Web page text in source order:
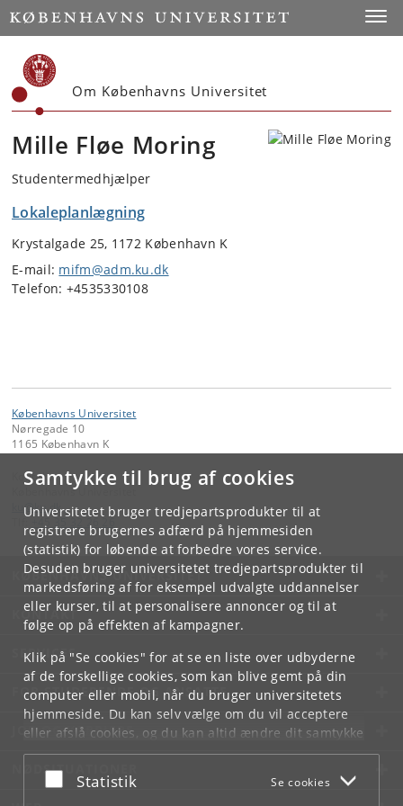
Samtykke til brug af cookies
Universitetet bruger tredjepartsprodukter til at
registrere brugernes adfærd på hjemmesiden
(statistik) for løbende at forbedre vores service.
Desuden bruger universitetet tredjepartsprodukter til
markedsføring af for eksempel udvalgte uddannelser
eller kurser, til at personalisere annoncer og til at
følge op på effekten af kampagner.
Klik på "Se cookies" for at se en liste over udbyderne
af de forskellige cookies, som kan blive gemt på din
computer eller mobil, når du bruger universitetets
hjemmeside. Du kan selv vælge om du vil acceptere
eller afslå cookies, og du kan altid ændre dit samtykke
underCookie- og privatlivspolitiksom du finder i
bunden af hver side.
Acceptér eller afslå
Statistik Se cookies
Start
Om Københavns Universitet
Mille Fløe Moring
Studentermedhjælper
Lokaleplanlægning
Krystalgade 25, 1172 København K
E-mail: mifm@adm.ku.dk
Telefon: +4535330108
Københavns Universitet
Nørregade 10
1165 København K
Kontakt:
Københavns Universitet
@ku.dk
KØBENHAVNS UNIVERSITET
KONTAKT
SERVICES
FOR STUDERENDE OG ANSATTE
JOB OG KARRIERE
NØDSITUATIONER